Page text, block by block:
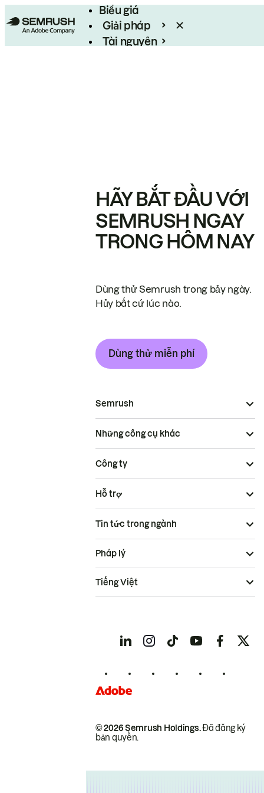
Biểu giá
Giải pháp
Tài nguyên
HÃY BẮT ĐẦU VỚI
SEMRUSH NGAY
TRONG HÔM NAY
Dùng thử Semrush trong bảy ngày.
Hủy bất cứ lúc nào.
Dùng thử miễn phí
Semrush
Những công cụ khác
Công ty
Hỗ trợ
Tin tức trong ngành
© 2026 Semrush Holdings.Đã đăng ký
bản quyền.
Pháp lý
Tiếng Việt